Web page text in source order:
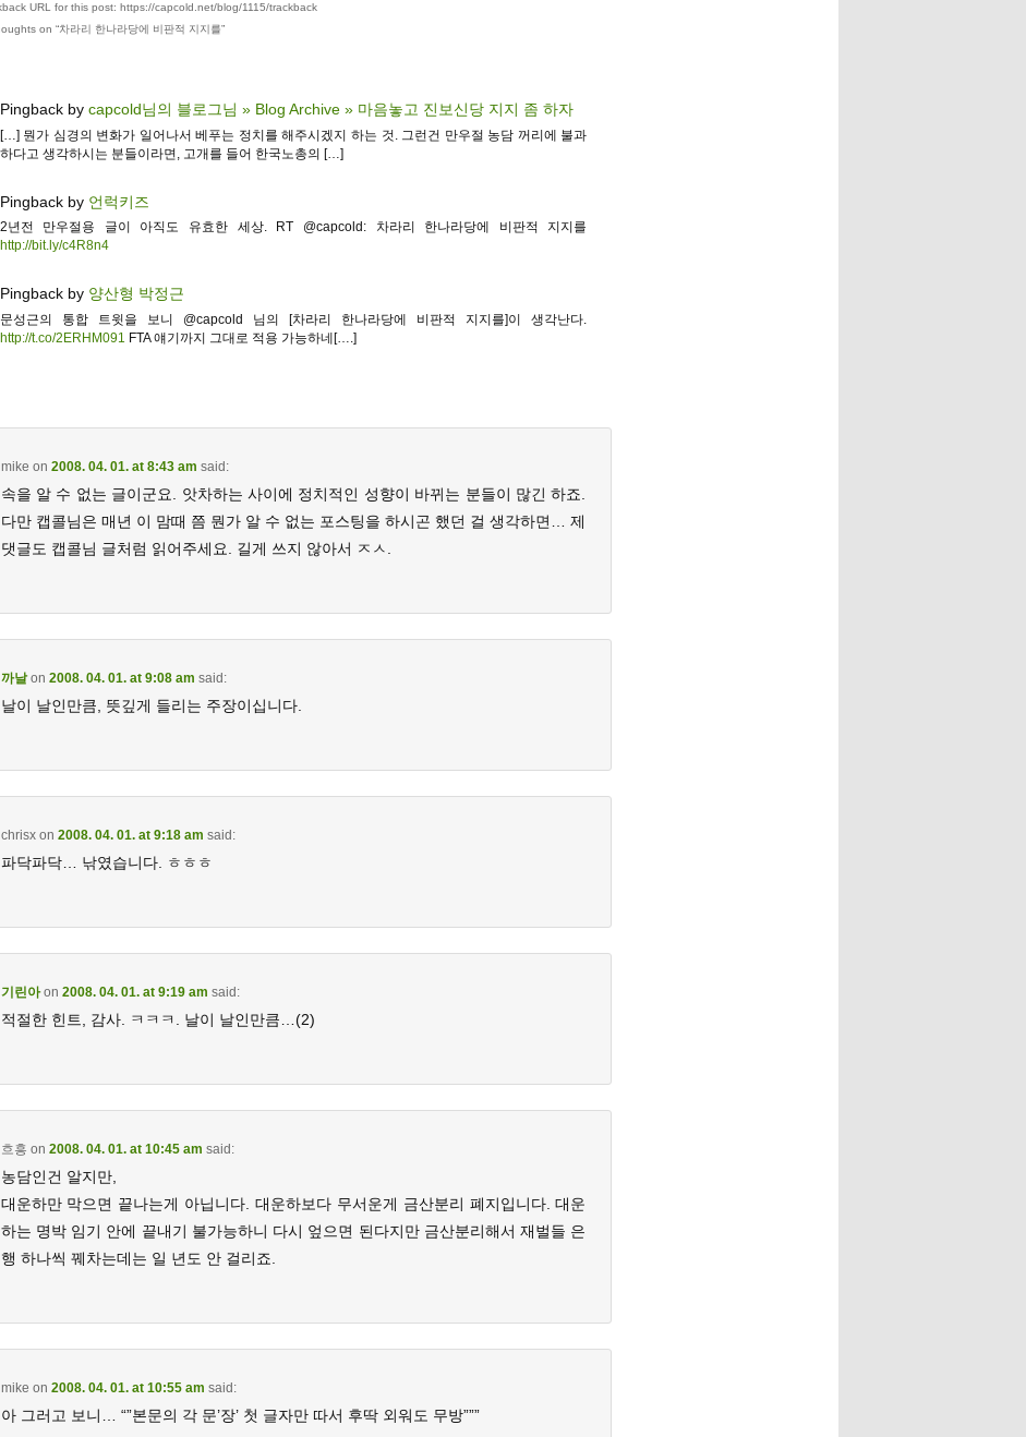
URL for this post: https://capcold.net/blog/1115/trackback
on “차라리 한나라당에 비판적 지지를”
Pingback by capcold님의 블로그님 » Blog Archive » 마음놓고 진보신당 지지 좀 하자
[…] 뭔가 심경의 변화가 일어나서 베푸는 정치를 해주시겠지 하는 것. 그런건 만우절 농담 꺼리에 불과
하다고 생각하시는 분들이라면, 고개를 들어 한국노총의 […]
Pingback by 언럭키즈
2년전 만우절용 글이 아직도 유효한 세상. RT @capcold: 차라리 한나라당에 비판적 지지를
http://bit.ly/c4R8n4
Pingback by 양산형 박정근
문성근의 통합 트윗을 보니 @capcold 님의 [차라리 한나라당에 비판적 지지를]이 생각난다.
http://t.co/2ERHM091 FTA 얘기까지 그대로 적용 가능하네[….]
mike on 2008. 04. 01. at 8:43 am said:
속을 알 수 없는 글이군요. 앗차하는 사이에 정치적인 성향이 바뀌는 분들이 많긴 하죠.
다만 캡콜님은 매년 이 맘때 쯤 뭔가 알 수 없는 포스팅을 하시곤 했던 걸 생각하면… 제
댓글도 캡콜님 글처럼 읽어주세요. 길게 쓰지 않아서 ㅈㅅ.
까날on 2008. 04. 01. at 9:08 am said:
날이 날인만큼, 뜻깊게 들리는 주장이십니다.
chrisxon 2008. 04. 01. at 9:18 am said:
파닥파닥… 낚였습니다. ㅎㅎㅎ
기린아on 2008. 04. 01. at 9:19 am said:
적절한 힌트, 감사. ㅋㅋㅋ. 날이 날인만큼…(2)
흐흥 on 2008. 04. 01. at 10:45 am said:
농담인건 알지만,
대운하만 막으면 끝나는게 아닙니다. 대운하보다 무서운게 금산분리 폐지입니다. 대운
하는 명박 임기 안에 끝내기 불가능하니 다시 엎으면 된다지만 금산분리해서 재벌들 은
행 하나씩 꿰차는데는 일 년도 안 걸리죠.
mike on 2008. 04. 01. at 10:55 am said:
아 그러고 보니… “”본문의 각 문’장’ 첫 글자만 따서 후딱 외워도 무방”””